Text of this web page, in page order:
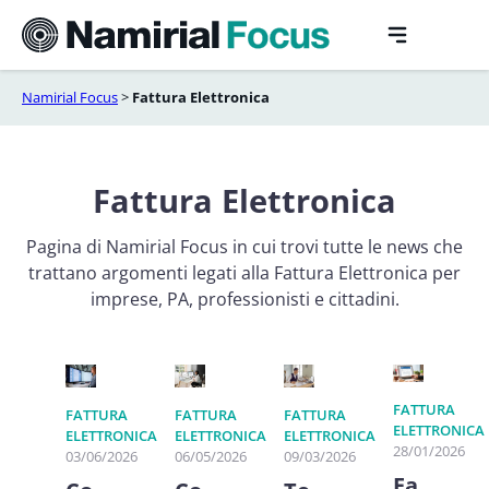
contenuto
Namirial Focus> Fattura Elettronica
Fattura Elettronica
Pagina di Namirial Focus in cui trovi tutte le news che
trattano argomenti legati alla Fattura Elettronica per
imprese, PA, professionisti e cittadini.
FATTURA
ELETTRONICA
03/06/2026
FATTURA
ELETTRONICA
06/05/2026
FATTURA
ELETTRONICA
09/03/2026
FATTURA
ELETTRONICA
28/01/2026